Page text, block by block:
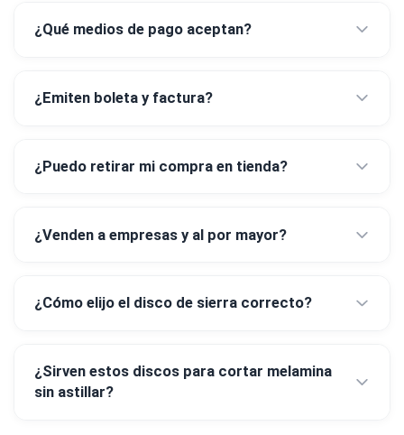
¿Qué medios de pago aceptan?
¿Emiten boleta y factura?
¿Puedo retirar mi compra en tienda?
¿Venden a empresas y al por mayor?
¿Cómo elijo el disco de sierra correcto?
¿Sirven estos discos para cortar melamina
sin astillar?